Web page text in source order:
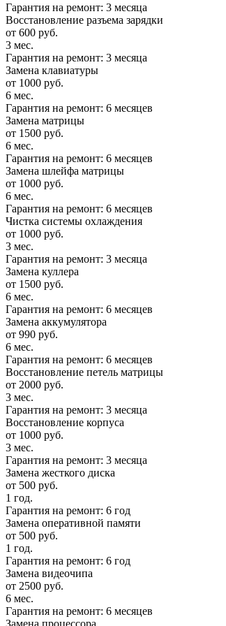
Гарантия на ремонт: 3 месяца
Восстановление разъема зарядки
от 600 руб.
3 мес.
Гарантия на ремонт: 3 месяца
Замена клавиатуры
от 1000 руб.
6 мес.
Гарантия на ремонт: 6 месяцев
Замена матрицы
от 1500 руб.
6 мес.
Гарантия на ремонт: 6 месяцев
Замена шлейфа матрицы
от 1000 руб.
6 мес.
Гарантия на ремонт: 6 месяцев
Чистка системы охлаждения
от 1000 руб.
3 мес.
Гарантия на ремонт: 3 месяца
Замена куллера
от 1500 руб.
6 мес.
Гарантия на ремонт: 6 месяцев
Замена аккумулятора
от 990 руб.
6 мес.
Гарантия на ремонт: 6 месяцев
Восстановление петель матрицы
от 2000 руб.
3 мес.
Гарантия на ремонт: 3 месяца
Восстановление корпуса
от 1000 руб.
3 мес.
Гарантия на ремонт: 3 месяца
Замена жесткого диска
от 500 руб.
1 год.
Гарантия на ремонт: 6 год
Замена оперативной памяти
от 500 руб.
1 год.
Гарантия на ремонт: 6 год
Замена видеочипа
от 2500 руб.
6 мес.
Гарантия на ремонт: 6 месяцев
Замена процессора